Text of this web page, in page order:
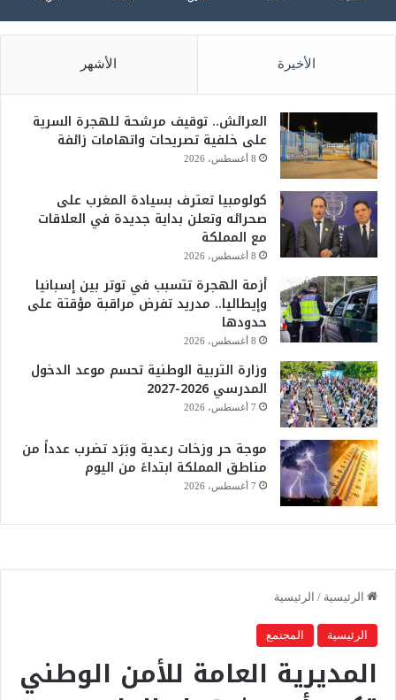
الأخيرة الأشهر
العرائش.. توقيف مرشحة للهجرة السرية
على خلفية تصريحات واتهامات زائفة
8 أغسطس، 2026
كولومبيا تعترف بسيادة المغرب على
صحرائه وتعلن بداية جديدة في العلاقات
مع المملكة
8 أغسطس، 2026
أزمة الهجرة تتسبب في توتر بين إسبانيا
وإيطاليا.. مدريد تفرض مراقبة مؤقتة على
حدودها
8 أغسطس، 2026
وزارة التربية الوطنية تحسم موعد الدخول
المدرسي 2026-2027
7 أغسطس، 2026
موجة حر وزخات رعدية وبَرَد تضرب عدداً من
مناطق المملكة ابتداءً من اليوم
7 أغسطس، 2026